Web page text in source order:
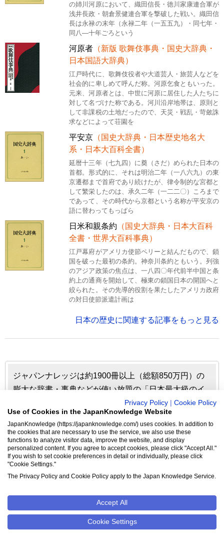
の姉川河原において、織田信長・徳川家康連合軍が
浅井長政・朝倉景健連合軍を撃破した戦い。織田信
長は永禄の末年（永禄二年（一五五九）・同七年・
同八―十年ごろという
河原者 （新版 歌舞伎事典・国史大辞典・
日本国語大辞典）
江戸時代に、歌舞伎役者や大道芸人・旅芸人などを
社会的に卑しめて呼んだ称。河原乞食ともいった。
元来、河原者とは、中世に河原に居住した人たちに
対して名づけた称である。河川沿岸地帯は、原則と
して非課税の土地だったので、天災・戦乱・苛斂誅
求などによって荘園を
平安京 （国史大辞典・日本歴史地名大
系・日本大百科全書）
延暦十三年（七九四）に奠（さだ）められた日本の
首都。形式的に、それは明治二年（一八六九）の東
京遷都まで首府であり続けたが、律令制的な宮都と
して繁栄したのは、承久二年（一二二〇）ころまで
であって、その時代から京都という名称が平安京の
語に替わってもっぱら
日米和親条約 （国史大辞典・日本大百科
全書・世界大百科事典）
江戸幕府がアメリカ使節ペリーと結んだもので、鎖
国を破った最初の条約。神奈川条約ともいう。列強
のアジア政策の焦点は、一八四〇年代前半中国と条
約上の通商を開始して、極東の鎖国日本の開国へと
絞られた。その先導的役割を果たしたアメリカ政府
の対日使節派遣計画は
日本の歴史に関連する記事をもっと見る
ジャパンナレッジは約1900冊以上（総額850万円）の
膨大な辞書・事典などが使い放題の「日本最大級のイ
ンターネット辞書・事典・叢書サイト」です。日本国
内のみならず、海外の有名大学から図書館まで、多く
の機関で利用されています。
ジャパンナレッジの利用料金や収録辞事典について詳しく
クッキーポリシー Cookie設定
©2026 NetAdvance Inc. All rights reserved.
Privacy Policy
Cookie Policy
Use of Cookies in the JapanKnowledge Website
JapanKnowledge (https://japanknowledge.com/) uses cookies. In addition to
the cookies that are necessary to use the service, we also use these
functions to analyze visitor data, improve the website, and display
personalized content. If you agree to accept cookies, please click "Accept All."
If you wish to set cookie preferences in detail or individually, please click
"Cookie Settings."
The Privacy Policy and Cookie Policy apply to the Japan Knowledge Service.
Accept All
Cookie Settings